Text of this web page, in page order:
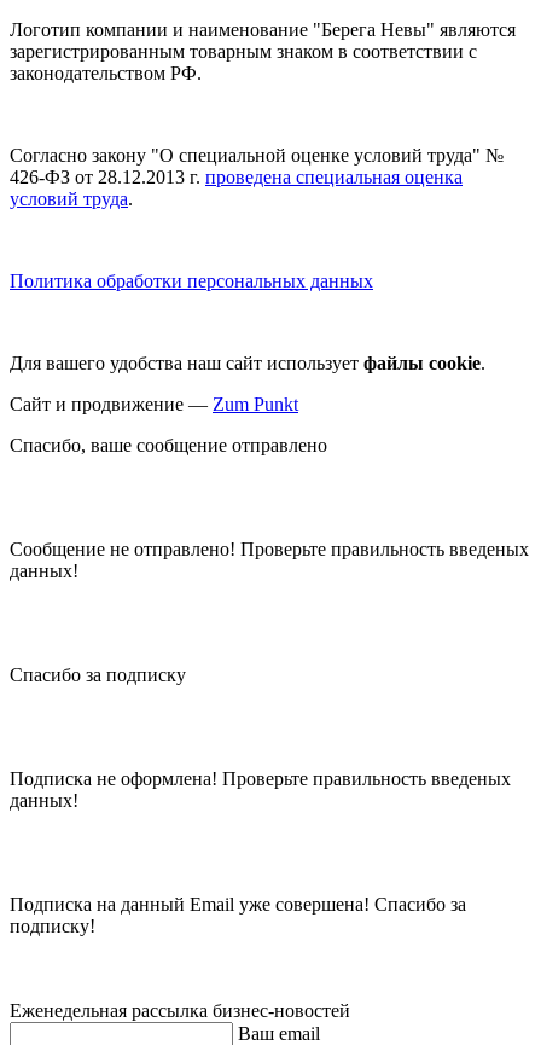
Логотип компании и наименование "Берега Невы" являются
зарегистрированным товарным знаком в соответствии с
законодательством РФ.
Согласно закону "О специальной оценке условий труда" №
426-ФЗ от 28.12.2013 г. проведена специальная оценка
условий труда.
Политика обработки персональных данных
Для вашего удобства наш сайт использует файлы cookie.
Сайт и продвижение — Zum Punkt
Спасибо, ваше сообщение отправлено
Сообщение не отправлено! Проверьте правильность введеных
данных!
Спасибо за подписку
Подписка не оформлена! Проверьте правильность введеных
данных!
Подписка на данный Email уже совершена! Спасибо за
подписку!
Еженедельная рассылка бизнес-новостей
Ваш email